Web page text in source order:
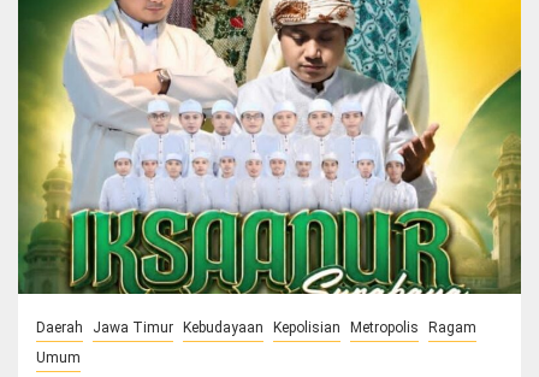
Daerah Jawa Timur Kebudayaan Kepolisian Metropolis
Ragam
Umum